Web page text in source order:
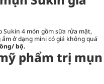
Sukin 4 món gồm sữa rửa mặt,
ở dạng mini có giá không quá
bộ.
phẩm trị mụn